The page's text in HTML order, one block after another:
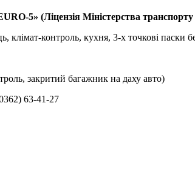
5» (Ліцензія Міністерства транспорту
клімат-контроль, кухня, 3-х точкові паски
закритий багажник на даху авто)
63-41-27